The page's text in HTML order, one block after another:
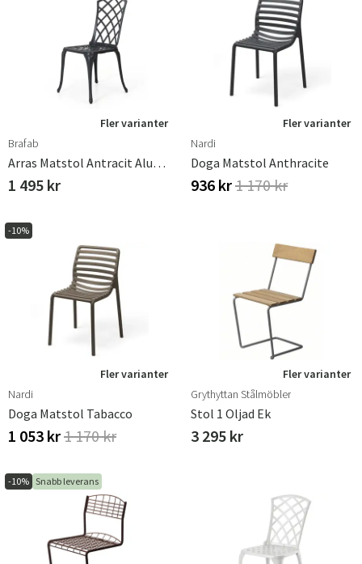
Sverige
Danmark
Norge
Fler varianter
Brafab
Arras Matstol Antracit Aluminium
1 495 kr
Fler varianter
Nardi
Doga Matstol Anthracite
936 kr1 170 kr
-10%
Fler varianter
Nardi
Doga Matstol Tabacco
1 053 kr1 170 kr
Fler varianter
Grythyttan Stålmöbler
Stol 1 Oljad Ek
3 295 kr
-10% Snabb leverans